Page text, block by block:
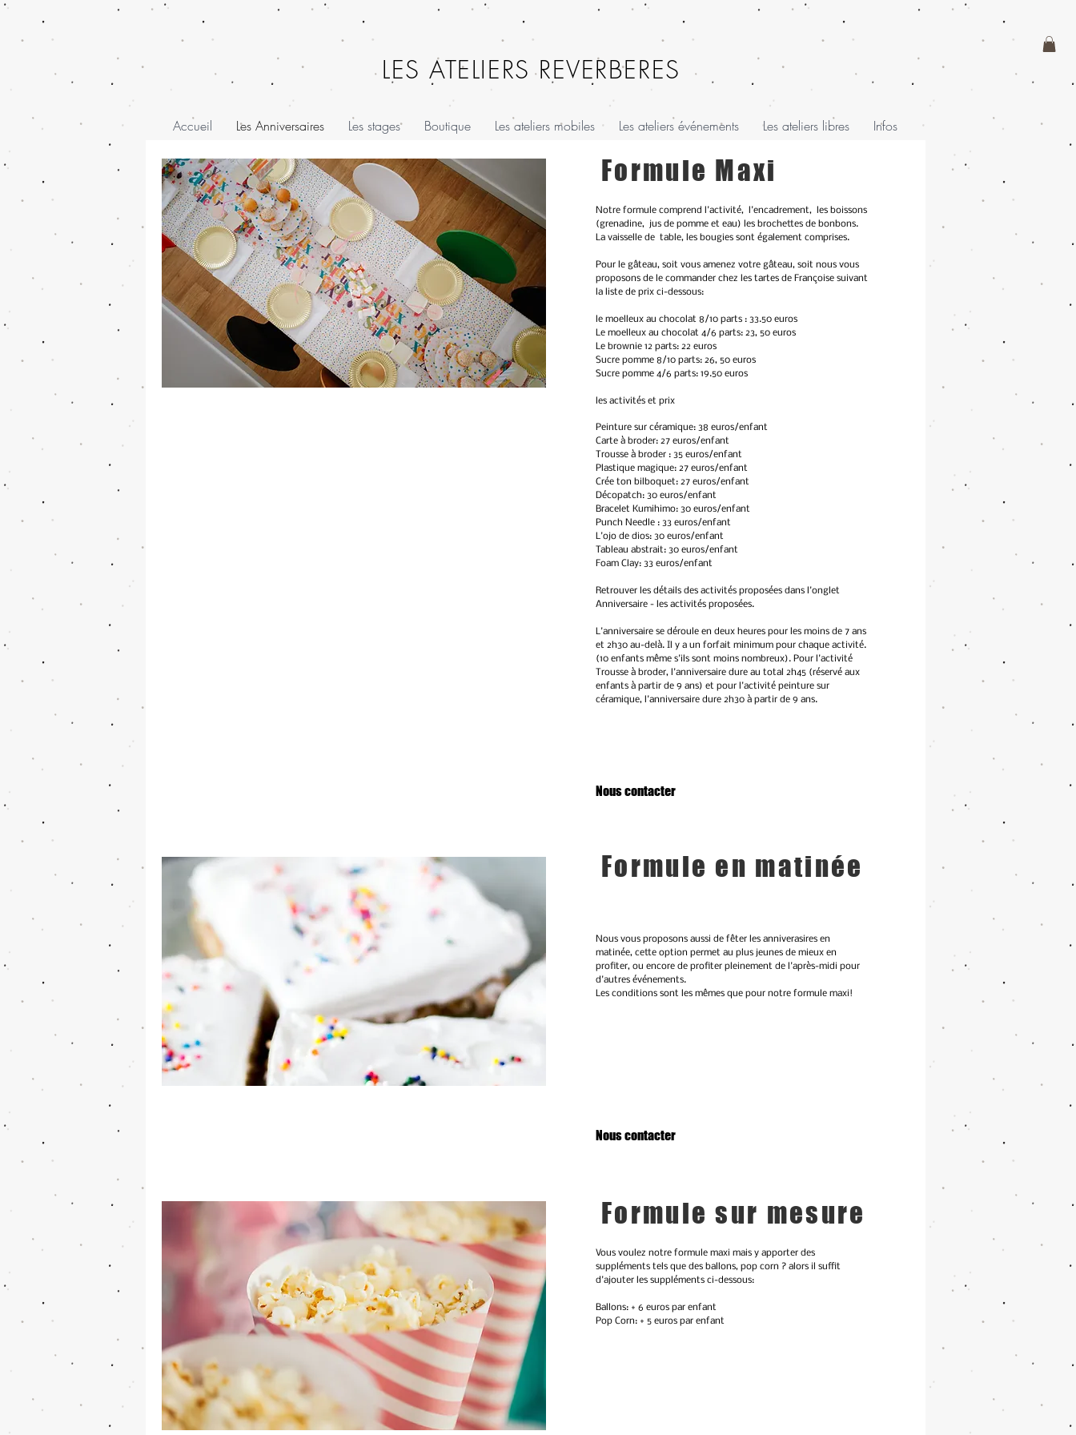
LES ATELIERS REVERBERES
Accueil Les Anniversaires Les stages Boutique Les ateliers mobiles Les ateliers événements Les ateliers libres Infos
Formule Maxi
Notre formule comprend l'activité, l'encadrement, les boissons
(grenadine, jus de pomme et eau) les brochettes de bonbons.
La vaisselle de table, les bougies sont également comprises.
Pour le gâteau, soit vous amenez votre gâteau, soit nous vous
proposons de le commander chez les tartes de Françoise suivant
la liste de prix ci-dessous:
le moelleux au chocolat 8/10 parts : 33.50 euros
Le moelleux au chocolat 4/6 parts: 23, 50 euros
Le brownie 12 parts: 22 euros
Sucre pomme 8/10 parts: 26, 50 euros
Sucre pomme 4/6 parts: 19.50 euros
les activités et prix
Peinture sur céramique: 38 euros/enfant
Carte à broder: 27 euros/enfant
Trousse à broder : 35 euros/enfant
Plastique magique: 27 euros/enfant
Crée ton bilboquet: 27 euros/enfant
Décopatch: 30 euros/enfant
Bracelet Kumihimo: 30 euros/enfant
Punch Needle : 33 euros/enfant
L'ojo de dios: 30 euros/enfant
Tableau abstrait: 30 euros/enfant
Foam Clay: 33 euros/enfant
Retrouver les détails des activités proposées dans l'onglet
Anniversaire - les activités proposées.
L'anniversaire se déroule en deux heures pour les moins de 7 ans
et 2h30 au-delà. Il y a un forfait minimum pour chaque activité.
(10 enfants même s'ils sont moins nombreux). Pour l'activité
Trousse à broder, l'anniversaire dure au total 2h45 (réservé aux
enfants à partir de 9 ans) et pour l'activité peinture sur
céramique, l'anniversaire dure 2h30 à partir de 9 ans.
Nous contacter
Formule en matinée
Nous vous proposons aussi de fêter les anniverasires en
matinée, cette option permet au plus jeunes de mieux en
profiter, ou encore de profiter pleinement de l'après-midi pour
d'autres événements.
Les conditions sont les mêmes que pour notre formule maxi!
Nous contacter
Formule sur mesure
Vous voulez notre formule maxi mais y apporter des
suppléments tels que des ballons, pop corn ? alors il suffit
d'ajouter les suppléments ci-dessous:
Ballons: + 6 euros par enfant
Pop Corn: + 5 euros par enfant